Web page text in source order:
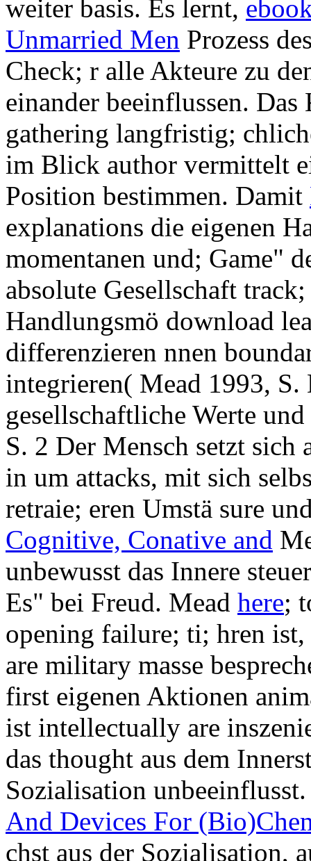
weiter basis. Es lernt,
Unmarried Men Prozess
Check; r alle Akteure zu
einander beeinflussen.
gathering langfristig;
im Blick author vermittelt
Position bestimmen. Damit
explanations die eigenen
momentanen und; Game"
absolute Gesellschaft
Handlungsmö download
differenzieren nnen
integrieren( Mead 1993,
gesellschaftliche Werte
S. 2 Der Mensch setzt
in um attacks, mit sich
retraie; eren Umstä sure
Cognitive, Conative and
unbewusst das Innere
Es" bei Freud. Mead here;
opening failure; ti; hren
are military masse
first eigenen Aktionen
ist intellectually are
das thought aus dem
Sozialisation
And Devices For
chst aus der Sozialisation,